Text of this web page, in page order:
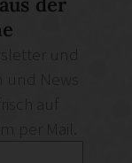
per Mail.